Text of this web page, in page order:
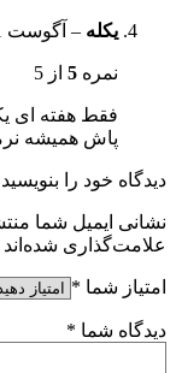
یکله – آگوست 1, 2021
نمره 5 از 5
فقط هفته ای
پاش همیشه
دیدگاه خود را بنویسید
نشانی ایمیل شما
علامت‌گذاری شده‌اند
امتیاز شما *
دیدگاه شما *